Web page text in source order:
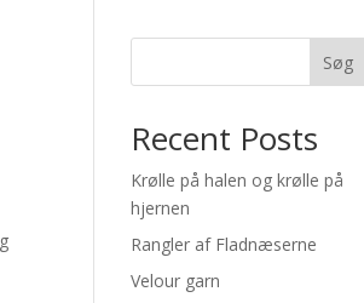
Søg
Recent Posts
Krølle på halen og krølle på
hjernen
Rangler af Fladnæserne
Velour garn